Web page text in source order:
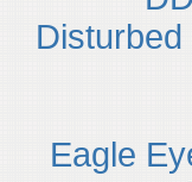
Eagle